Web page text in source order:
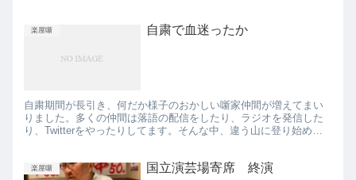
楽屋噺 自粛で血迷ったか
自粛期間が長引き、何だか様子のおかしい噺家仲間が増えてまい
りました。多くの仲間は落語の配信をしたり、ラジオを発信した
り、Twitterをやったりしてます。そんな中、違う山に登り始めた
楽屋噺 国立演芸場寄席 終演